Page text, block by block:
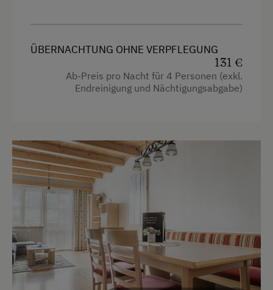
4 Plattenherd
Backofen
Balkon/Terrasse
Bettwäsche kann vor Ort gemietet werden
Dusche
Fernseher
Garten
ÜBERNACHTUNG OHNE VERPFLEGUNG
131 €
Ab-Preis pro Nacht für 4 Personen (exkl.
Endreinigung und Nächtigungsabgabe)